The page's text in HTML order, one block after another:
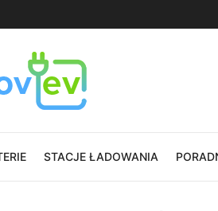
STACJE ŁADOWANIA